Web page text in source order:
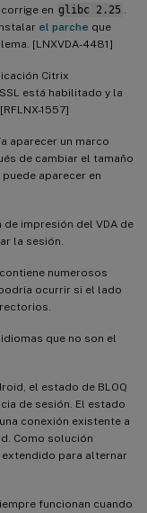
en glibc 2.25
el parche que
[LNXVDA-4481]
Citrix
está habilitado y la
1557]
aparecer un marco
de cambiar el tamaño
aparecer en
impresión del VDA de
la sesión.
numerosos
ocurrir si el lado
que no son el
el estado de BLOQ
de sesión. El estado
conexión existente a
Como solución
para alternar
funcionan cuando